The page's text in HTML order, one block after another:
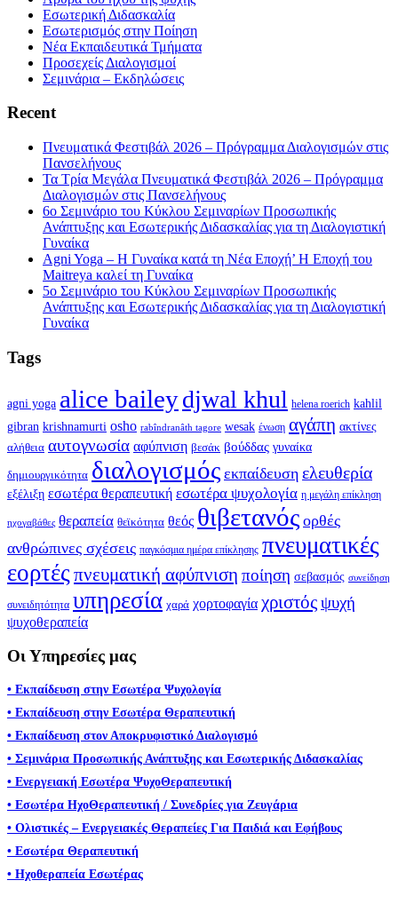
Εσωτερική Διδασκαλία
Εσωτερισμός στην Ποίηση
Νέα Εκπαιδευτικά Τμήματα
Προσεχείς Διαλογισμοί
Σεμινάρια – Εκδηλώσεις
Recent
Πνευματικά Φεστιβάλ 2026 – Πρόγραμμα Διαλογισμών στις
Πανσελήνους
Τα Τρία Μεγάλα Πνευματικά Φεστιβάλ 2026 – Πρόγραμμα
Διαλογισμών στις Πανσελήνους
6ο Σεμινάριο του Κύκλου Σεμιναρίων Προσωπικής
Ανάπτυξης και Εσωτερικής Διδασκαλίας για τη Διαλογιστική
Γυναίκα
Agni Yoga – Η Γυναίκα κατά τη Νέα Εποχή’ Η Εποχή του
Maitreya καλεί τη Γυναίκα
5ο Σεμινάριο του Κύκλου Σεμιναρίων Προσωπικής
Ανάπτυξης και Εσωτερικής Διδασκαλίας για τη Διαλογιστική
Γυναίκα
Tags
agni yoga alice baileydjwal khul helena roerich kahlil
gibran krishnamurti osho rabîndranâth tagore wesak ένωση αγάπη ακτίνες
αλήθεια αυτογνωσία αφύπνιση βεσάκ βούδδας γυναίκα
δημιουργικότητα διαλογισμός εκπαίδευση ελευθερία
εξέλιξη εσωτέρα θεραπευτική εσωτέρα ψυχολογία η μεγάλη επίκληση
ηχογαβάθες θεραπεία θεϊκότητα θεός θιβετανός ορθές
ανθρώπινες σχέσεις παγκόσμια ημέρα επίκλησης πνευματικές
εορτές πνευματική αφύπνιση ποίηση σεβασμός συνείδηση
συνειδητότητα υπηρεσία χαρά χορτοφαγία χριστόςψυχή
ψυχοθεραπεία
Οι Υπηρεσίες μας
• Εκπαίδευση στην Εσωτέρα Ψυχολογία
• Εκπαίδευση στην Εσωτέρα Θεραπευτική
• Εκπαίδευση στον Αποκρυφιστικό Διαλογισμό
• Σεμινάρια Προσωπικής Ανάπτυξης και Εσωτερικής Διδασκαλίας
• Ενεργειακή Εσωτέρα ΨυχοΘεραπευτική
• Εσωτέρα ΗχοΘεραπευτική / Συνεδρίες για Ζευγάρια
• Ολιστικές – Ενεργειακές Θεραπείες Για Παιδιά και Εφήβους
• Εσωτέρα Θεραπευτική
• Ηχοθεραπεία Εσωτέρας